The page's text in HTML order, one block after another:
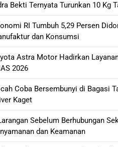
Bekti Ternyata Turunkan 10 Kg
RI Tumbuh 5,29 Persen
dan Konsumsi
Astra Motor Hadirkan
2026
Coba Bersembunyi di Bagasi
Kaget
Sebelum Berhubungan
dan Keamanan